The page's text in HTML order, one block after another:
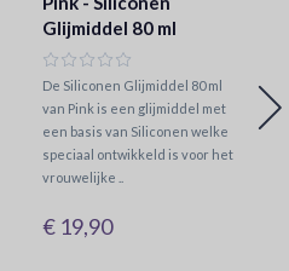
Glijmiddel 80 ml
De Siliconen Glijmiddel 80 ml
van Pink is een glijmiddel met
een basis van Siliconen welke
speciaal ontwikkeld is voor het
vrouwelijke ..
€ 19,90